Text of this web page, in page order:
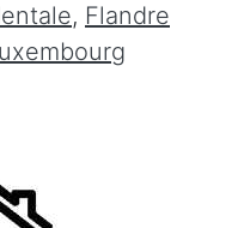
, Flandre